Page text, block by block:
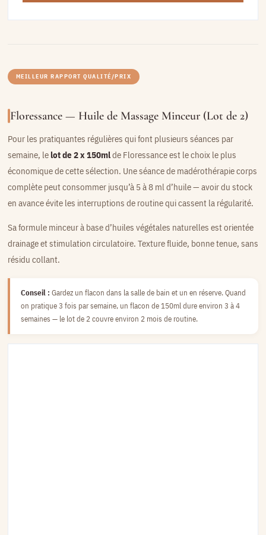
MEILLEUR RAPPORT QUALITÉ/PRIX
Floressance — Huile de Massage Minceur (Lot de 2)
Pour les pratiquantes régulières qui font plusieurs séances par
semaine, le lot de 2 x 150mlde Floressance est le choix le plus
économique de cette sélection. Une séance de madérothérapie corps
complète peut consommer jusqu’à 5 à 8 ml d’huile — avoir du stock
en avance évite les interruptions de routine qui cassent la régularité.
Sa formule minceur à base d’huiles végétales naturelles est orientée
drainage et stimulation circulatoire. Texture fluide, bonne tenue, sans
résidu collant.
Conseil : Gardez un flacon dans la salle de bain et un en réserve. Quand
on pratique 3 fois par semaine, un flacon de 150ml dure environ 3 à 4
semaines — le lot de 2 couvre environ 2 mois de routine.